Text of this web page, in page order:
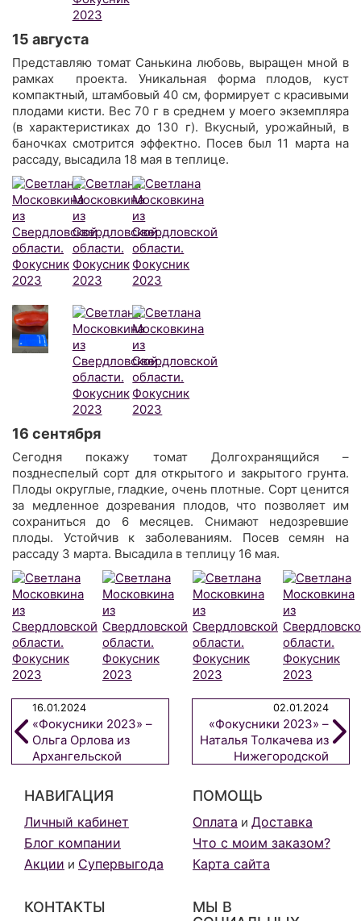
15 августа
Представляю томат Санькина любовь, выращен мной в
рамках проекта. Уникальная форма плодов, куст
компактный, штамбовый 40 см, формирует с красивыми
плодами кисти. Вес 70 г в среднем у моего экземпляра
(в характеристиках до 130 г). Вкусный, урожайный, в
баночках смотрится эффектно. Посев был 11 марта на
рассаду, высадила 18 мая в теплице.
16 сентября
Сегодня покажу томат Долгохранящийся –
позднеспелый сорт для открытого и закрытого грунта.
Плоды округлые, гладкие, очень плотные. Сорт ценится
за медленное дозревания плодов, что позволяет им
сохраниться до 6 месяцев. Снимают недозревшие
плоды. Устойчив к заболеваниям. Посев семян на
рассаду 3 марта. Высадила в теплицу 16 мая.
16.01.2024
«Фокусники 2023» –
Ольга Орлова из
Архангельской
02.01.2024
«Фокусники 2023» –
Наталья Толкачева из
Нижегородской
НАВИГАЦИЯ
Личный кабинет
Блог компании
Акции и Супервыгода
ПОМОЩЬ
Оплата и Доставка
Что с моим заказом?
Карта сайта
КОНТАКТЫ
МЫ В